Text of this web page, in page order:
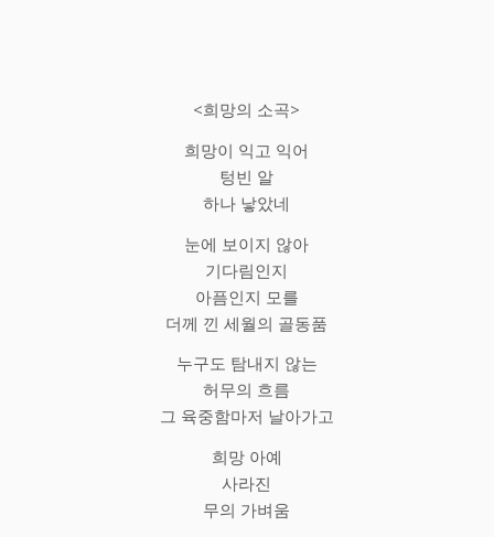
<희망의 소곡>
희망이 익고 익어
텅빈 알
하나 낳았네
눈에 보이지 않아
기다림인지
아픔인지 모를
더께 낀 세월의 골동품
누구도 탐내지 않는
허무의 흐름
그 육중함마저 날아가고
희망 아예
사라진
무의 가벼움